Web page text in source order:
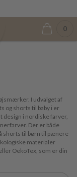
0
I udvalget af
og shorts til baby i er
design i nordiske farver,
Der er både
shorts til børn til pænere
materialer
OekoTex, som er din